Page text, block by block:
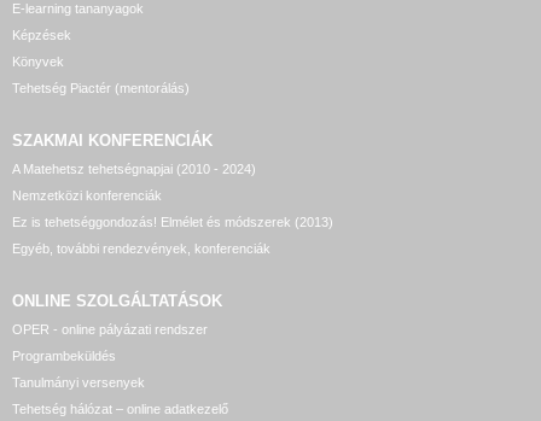
E-learning tananyagok
Képzések
Könyvek
Tehetség Piactér (mentorálás)
SZAKMAI KONFERENCIÁK
A Matehetsz tehetségnapjai (2010 - 2024)
Nemzetközi konferenciák
Ez is tehetséggondozás! Elmélet és módszerek (2013)
Egyéb, további rendezvények, konferenciák
ONLINE SZOLGÁLTATÁSOK
OPER - online pályázati rendszer
Programbeküldés
Tanulmányi versenyek
Tehetség hálózat – online adatkezelő